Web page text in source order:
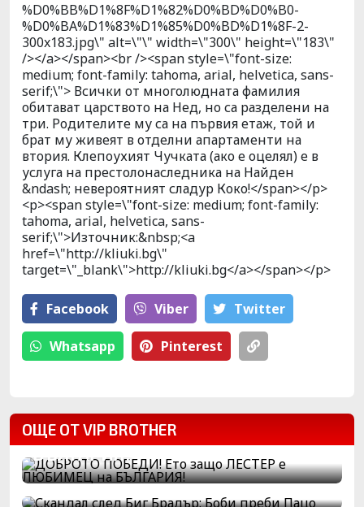
%D0%BB%D1%8F%D1%82%D0%BD%D0%B0-
%D0%BA%D1%83%D1%85%D0%BD%D1%8F-2-
300x183.jpg\" alt=\"\" width=\"300\" height=\"183\"
/></a></span><br /><span style=\"font-size:
medium; font-family: tahoma, arial, helvetica, sans-
serif;\"> Всички от многолюдната фамилия
обитават царството на Нед, но са разделени на
три. Родителите му са на първия етаж, той и
брат му живеят в отделни апартаменти на
втория. Клепоухият Чучката (ако е оцелял) е в
услуга на престолонаследника на Найден
&ndash; невероятният сладур Коко!</span></p>
<p><span style=\"font-size: medium; font-family:
tahoma, arial, helvetica, sans-
serif;\">Източник:&nbsp;<a
href=\"http://kliuki.bg\"
target=\"_blank\">http://kliuki.bg</a></span></p>
Facebook Viber Тwitter
Whatsapp Pinterest
ОЩЕ ОТ VIP BROTHER
ЛЕСТЕР е ЛЮБИМЕЦ на
БЪЛГАРИЯ!
Скандал след Биг Брадър: Боби
преби Пацо
Потрес! Астролог се кълне, че